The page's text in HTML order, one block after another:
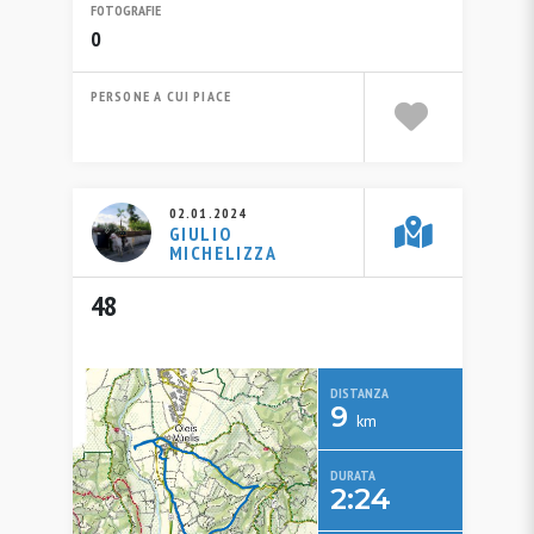
FOTOGRAFIE
0
PERSONE A CUI PIACE
02.01.2024
GIULIO
MICHELIZZA
48
DISTANZA
9 km
DURATA
2:24